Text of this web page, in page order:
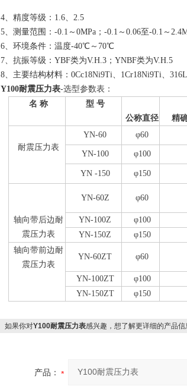
4、精度等级：1.6、2.5
5、测量范围：-0.1～0MPa；-0.1～0.06至-0.1～
6、环境条件：温度-40℃～70℃
7、抗振等级：YBF类为V.H.3；YNBF类为V.H.5
8、主要结构材料：0Cc18Ni9Ti、1Cr18Ni9Ti、
Y100耐震压力表-选型参数表：
名 称
型 号
公称直径
精
耐震压力表
YN-60 φ60
YN-100 φ100
YN -150 φ150
轴向带后边耐
震压力表
YN-60Z φ60
YN-100Z φ100
YN-150Z
φ150
轴向带前边耐
震压力表
YN-60ZT φ60
YN-100ZT φ100
YN-150ZT
φ150
如果你对Y100耐震压力表感兴趣，想了解更详细的产品
产品：